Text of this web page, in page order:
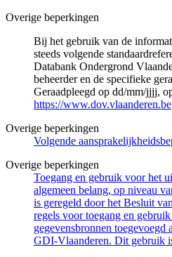
Overige beperkingen
Bij het gebruik van de
steeds volgende
Databank Ondergrond
beheerder en de specifieke
Geraadpleegd op dd/mm/jjjj,
https://www.dov.vlaanderen.be
Overige beperkingen
Volgende
Overige beperkingen
Toegang en gebruik voor het
algemeen belang, op niveau
is geregeld door het Besluit
regels voor toegang en
gegevensbronnen
GDI-Vlaanderen. Dit gebruik